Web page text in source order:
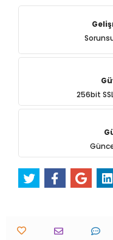
256bit